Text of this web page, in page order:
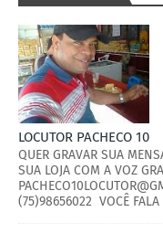
LOCUTOR PACHECO 10
QUER GRAVAR SUA
SUA LOJA COM A VOZ
(75)98656022 VOCÊ FALA